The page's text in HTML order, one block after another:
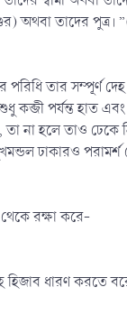
অথবা তাদের
পরিধি তার সম্পূর্ণ
কব্জী পর্যন্ত হাত
তা না হলে তাও
ঢাকারও পরামর্শ
রক্ষা করে-
হিজাব ধারণ করতে